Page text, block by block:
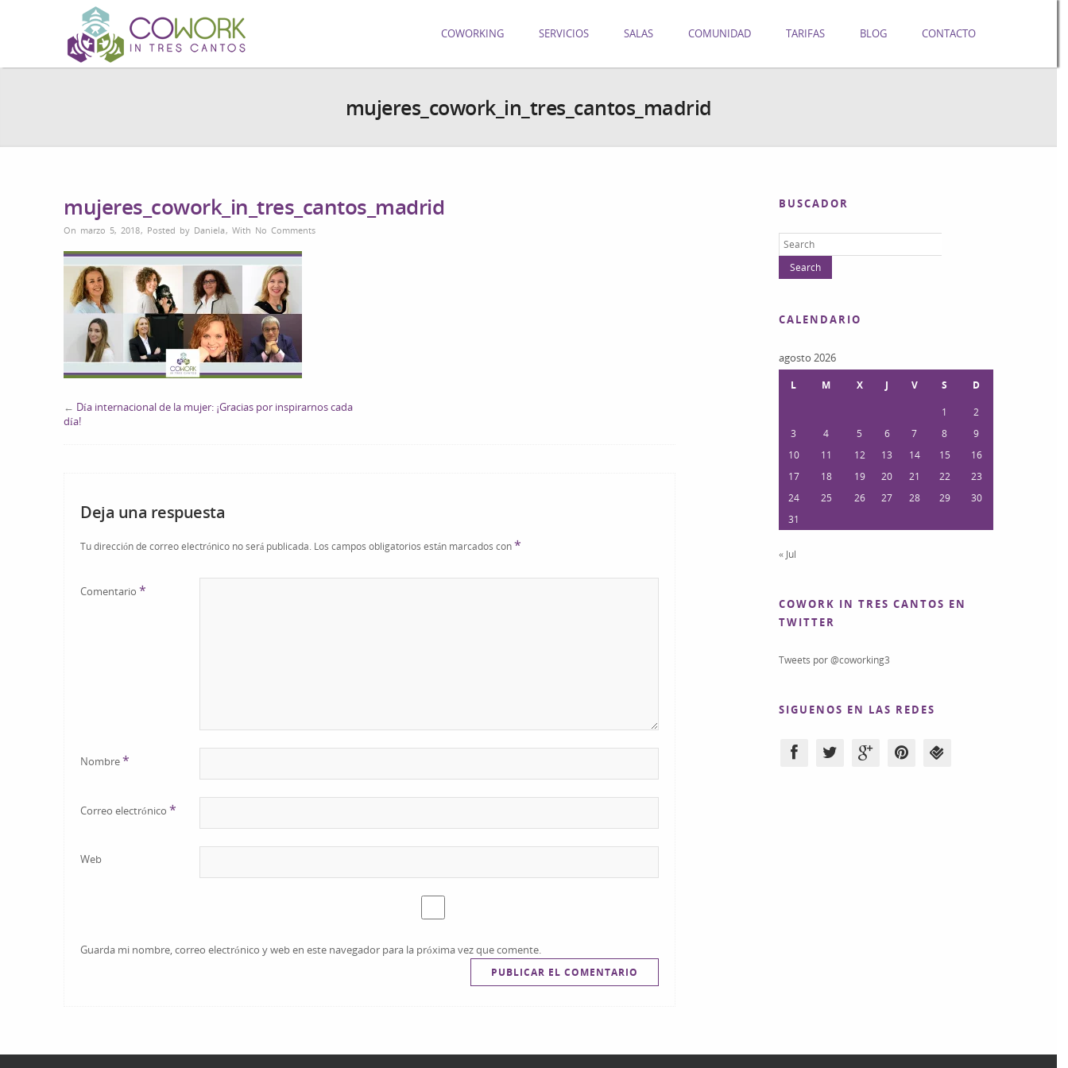
COWORKING SERVICIOS SALAS COMUNIDAD TARIFAS BLOG CONTACTO
mujeres_cowork_in_tres_cantos_madrid
mujeres_cowork_in_tres_cantos_madrid
On marzo 5, 2018, Posted by Daniela, With No Comments
← Día internacional de la mujer: ¡Gracias por inspirarnos cada
día!
Deja una respuesta
Tu dirección de correo electrónico no será publicada. Los campos obligatorios están marcados con*
Comentario *
Nombre*
Correo electrónico *
Web
Guarda mi nombre, correo electrónico y web en este navegador para la próxima vez que comente.
BUSCADOR
CALENDARIO
agosto 2026
L M X J V S
D
1
2
3
4 5 6 7 8
9
10
11 12 13 14 15
16
17
18 19 20 21 22
23
24
25 26 27 28 29
30
31
« Jul
COWORK IN TRES CANTOS EN
TWITTER
Tweets por @coworking3
SIGUENOS EN LAS REDES